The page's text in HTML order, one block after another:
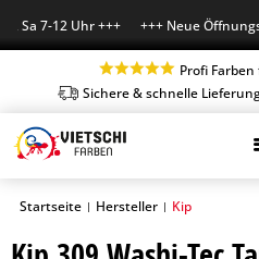
Sa 7-12 Uhr +++ +++ Neue
Profi
Sichere & schnelle
Startseite | Hersteller | Kip